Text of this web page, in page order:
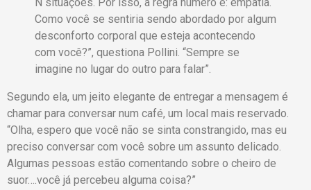
Como você se sentiria sendo abordado por algum
desconforto corporal que esteja acontecendo
com você?”, questiona Pollini. “Sempre se
imagine no lugar do outro para falar”.
Segundo ela, um jeito elegante de entregar a mensagem é
chamar para conversar num café, um local mais reservado.
“Olha, espero que você não se sinta constrangido, mas eu
preciso conversar com você sobre um assunto delicado.
Algumas pessoas estão comentando sobre o cheiro de
suor….você já percebeu alguma coisa?”